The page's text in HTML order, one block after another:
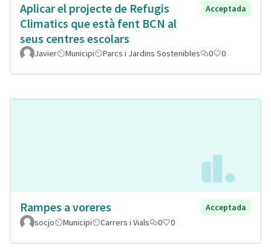
Aplicar el projecte de Refugis
Climatics que està fent BCN al
seus centres escolars
Acceptada
Javier Municipi Parcs i Jardins Sostenibles 0 0
Rampes a voreres
Acceptada
socjo
Municipi Carrers i Vials 0 0